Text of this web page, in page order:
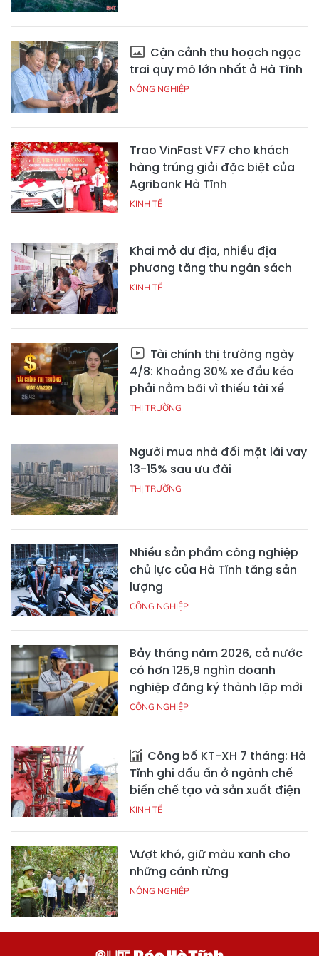
Cận cảnh thu hoạch ngọc
trai quy mô lớn nhất ở Hà Tĩnh
NÔNG NGHIỆP
Trao VinFast VF7 cho khách
hàng trúng giải đặc biệt của
Agribank Hà Tĩnh
KINH TẾ
Khai mở dư địa, nhiều địa
phương tăng thu ngân sách
KINH TẾ
Tài chính thị trường ngày
4/8: Khoảng 30% xe đầu kéo
phải nằm bãi vì thiếu tài xế
THỊ TRƯỜNG
Người mua nhà đối mặt lãi vay
13-15% sau ưu đãi
THỊ TRƯỜNG
Nhiều sản phẩm công nghiệp
chủ lực của Hà Tĩnh tăng sản
lượng
CÔNG NGHIỆP
Bảy tháng năm 2026, cả nước
có hơn 125,9 nghìn doanh
nghiệp đăng ký thành lập mới
CÔNG NGHIỆP
Công bố KT-XH 7 tháng: Hà
Tĩnh ghi dấu ấn ở ngành chế
biến chế tạo và sản xuất điện
KINH TẾ
Vượt khó, giữ màu xanh cho
những cánh rừng
NÔNG NGHIỆP